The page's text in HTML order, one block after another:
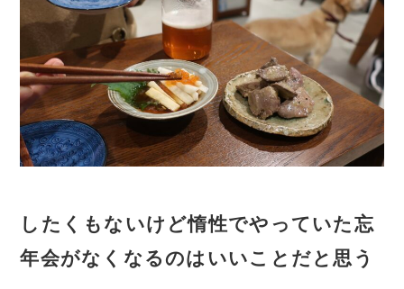
したくもないけど惰性でやっていた忘
年会がなくなるのはいいことだと思う